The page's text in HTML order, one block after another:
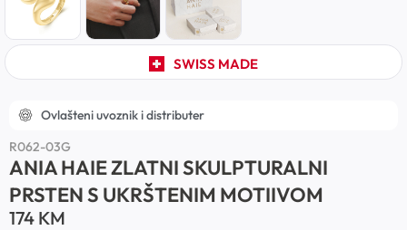
SWISS MADE
Ovlašteni uvoznik i distributer
R062-03G
ANIA HAIE ZLATNI SKULPTURALNI
PRSTEN S UKRŠTENIM MOTIIVOM
174 KM